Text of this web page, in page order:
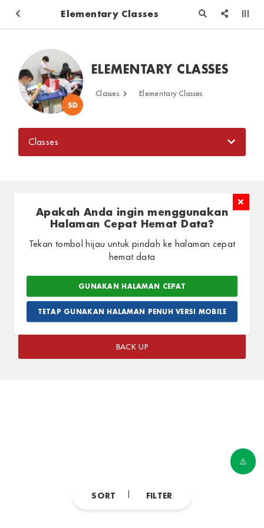
Elementary Classes
Apakah Anda ingin menggunakan
Halaman Cepat Hemat Data?
Tekan tombol hijau untuk pindah ke halaman cepat
hemat data
GUNAKAN HALAMAN CEPAT
TETAP GUNAKAN HALAMAN PENUH VERSI MOBILE
ELEMENTARY CLASSES
Classes Elementary Classes
Classes
Elementary (E1-E6)
Hubungi Kami
BACK UP
SORT FILTER